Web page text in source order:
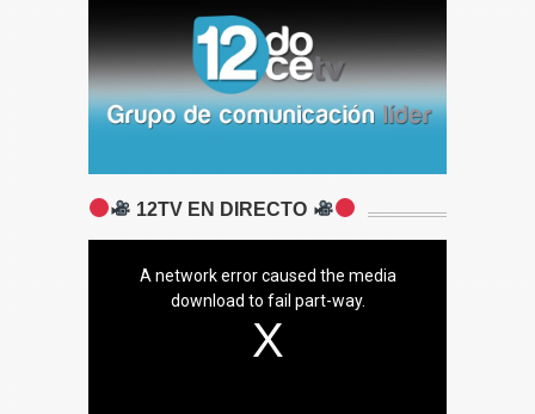
12TV EN DIRECTO
A network error caused the media
download to fail part-way.